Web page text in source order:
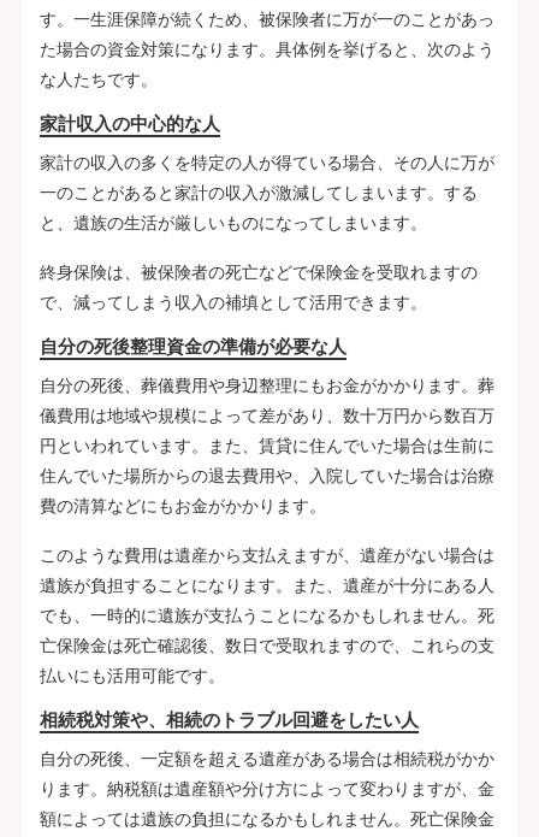
す。一生涯保障が続くため、被保険者に万が一のことがあっ
た場合の資金対策になります。具体例を挙げると、次のよう
な人たちです。
家計収入の中心的な人
家計の収入の多くを特定の人が得ている場合、その人に万が
一のことがあると家計の収入が激減してしまいます。する
と、遺族の生活が厳しいものになってしまいます。
終身保険は、被保険者の死亡などで保険金を受取れますの
で、減ってしまう収入の補填として活用できます。
自分の死後整理資金の準備が必要な人
自分の死後、葬儀費用や身辺整理にもお金がかかります。葬
儀費用は地域や規模によって差があり、数十万円から数百万
円といわれています。また、賃貸に住んでいた場合は生前に
住んでいた場所からの退去費用や、入院していた場合は治療
費の清算などにもお金がかかります。
このような費用は遺産から支払えますが、遺産がない場合は
遺族が負担することになります。また、遺産が十分にある人
でも、一時的に遺族が支払うことになるかもしれません。死
亡保険金は死亡確認後、数日で受取れますので、これらの支
払いにも活用可能です。
相続税対策や、相続のトラブル回避をしたい人
自分の死後、一定額を超える遺産がある場合は相続税がかか
ります。納税額は遺産額や分け方によって変わりますが、金
額によっては遺族の負担になるかもしれません。死亡保険金